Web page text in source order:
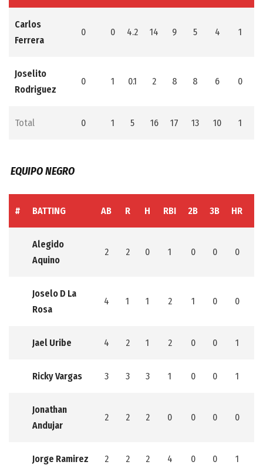
Carlos
Ferrera
0 0 4.2 14 9 5 4 1
Joselito
Rodriguez
0 1 0.1 2 8 8 6 0
Total 0 1 5 16 17 13 10 1
EQUIPO NEGRO
# BATTING AB R H RBI 2B 3B HR
Alegido
Aquino
2 2 0 1 0 0 0
Joselo D La
Rosa
4 1 1 2 1 0 0
Jael Uribe 4 2 1 2 0 0 1
Ricky Vargas 3 3 3 1 0 0 1
Jonathan
Andujar
2 2 2 0 0 0 0
Jorge Ramirez 2 2 2 4 0 0 1